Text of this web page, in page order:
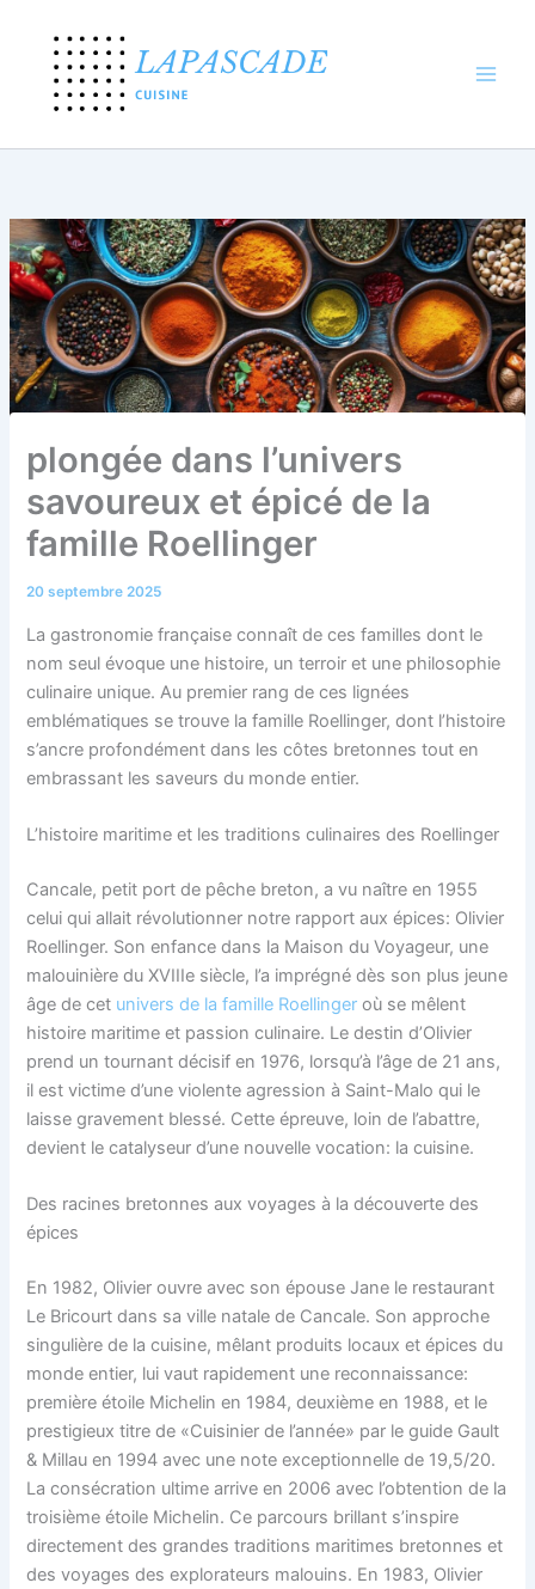
contenu
plongée dans l’univers
savoureux et épicé de la
famille Roellinger
20 septembre 2025
La gastronomie française connaît de ces familles dont le
nom seul évoque une histoire, un terroir et une philosophie
culinaire unique. Au premier rang de ces lignées
emblématiques se trouve la famille Roellinger, dont l’histoire
s’ancre profondément dans les côtes bretonnes tout en
embrassant les saveurs du monde entier.
L’histoire maritime et les traditions culinaires des Roellinger
Cancale, petit port de pêche breton, a vu naître en 1955
celui qui allait révolutionner notre rapport aux épices: Olivier
Roellinger. Son enfance dans la Maison du Voyageur, une
malouinière du XVIIIe siècle, l’a imprégné dès son plus jeune
âge de cet univers de la famille Roellinger où se mêlent
histoire maritime et passion culinaire. Le destin d’Olivier
prend un tournant décisif en 1976, lorsqu’à l’âge de 21 ans,
il est victime d’une violente agression à Saint-Malo qui le
laisse gravement blessé. Cette épreuve, loin de l’abattre,
devient le catalyseur d’une nouvelle vocation: la cuisine.
Des racines bretonnes aux voyages à la découverte des
épices
En 1982, Olivier ouvre avec son épouse Jane le restaurant
Le Bricourt dans sa ville natale de Cancale. Son approche
singulière de la cuisine, mêlant produits locaux et épices du
monde entier, lui vaut rapidement une reconnaissance:
première étoile Michelin en 1984, deuxième en 1988, et le
prestigieux titre de «Cuisinier de l’année» par le guide Gault
& Millau en 1994 avec une note exceptionnelle de 19,5/20.
La consécration ultime arrive en 2006 avec l’obtention de la
troisième étoile Michelin. Ce parcours brillant s’inspire
directement des grandes traditions maritimes bretonnes et
des voyages des explorateurs malouins. En 1983, Olivier